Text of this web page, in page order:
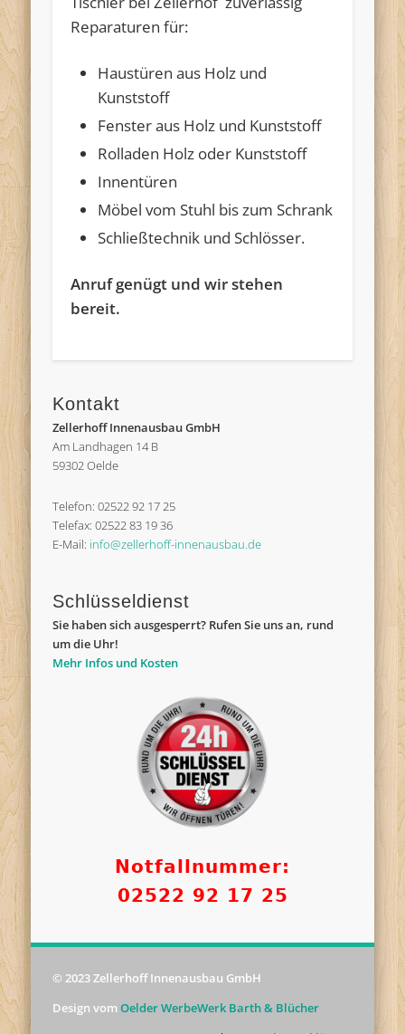
Reparaturen für:
Haustüren aus Holz und
Kunststoff
Fenster aus Holz und Kunststoff
Rolladen Holz oder Kunststoff
Innentüren
Möbel vom Stuhl bis zum Schrank
Schließtechnik und Schlösser.
Anruf genügt und wir stehen
bereit.
Kontakt
Zellerhoff Innenausbau GmbH
Am Landhagen 14 B
59302 Oelde
Telefon: 02522 92 17 25
Telefax: 02522 83 19 36
E-Mail: info@zellerhoff-innenausbau.de
Schlüsseldienst
Sie haben sich ausgesperrt? Rufen Sie uns an, rund
um die Uhr!
Mehr Infos und Kosten
Notfallnummer:
02522 92 17 25
© 2023 Zellerhoff Innenausbau GmbH
Design vomOelder WerbeWerk Barth & Blücher